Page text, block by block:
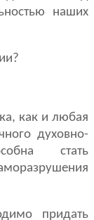
наших
как и любая
духовно-
стать
придать